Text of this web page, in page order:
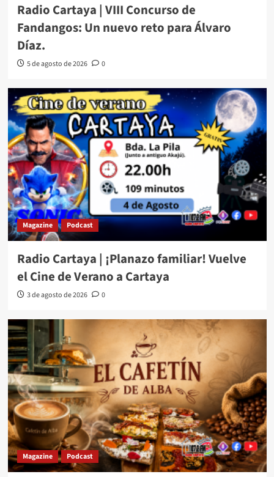
Radio Cartaya | VIII Concurso de
Fandangos: Un nuevo reto para Álvaro
Díaz.
5 de agosto de 2026 0
Magazine Podcast
Radio Cartaya | ¡Planazo familiar! Vuelve
el Cine de Verano a Cartaya
3 de agosto de 2026 0
Magazine Podcast